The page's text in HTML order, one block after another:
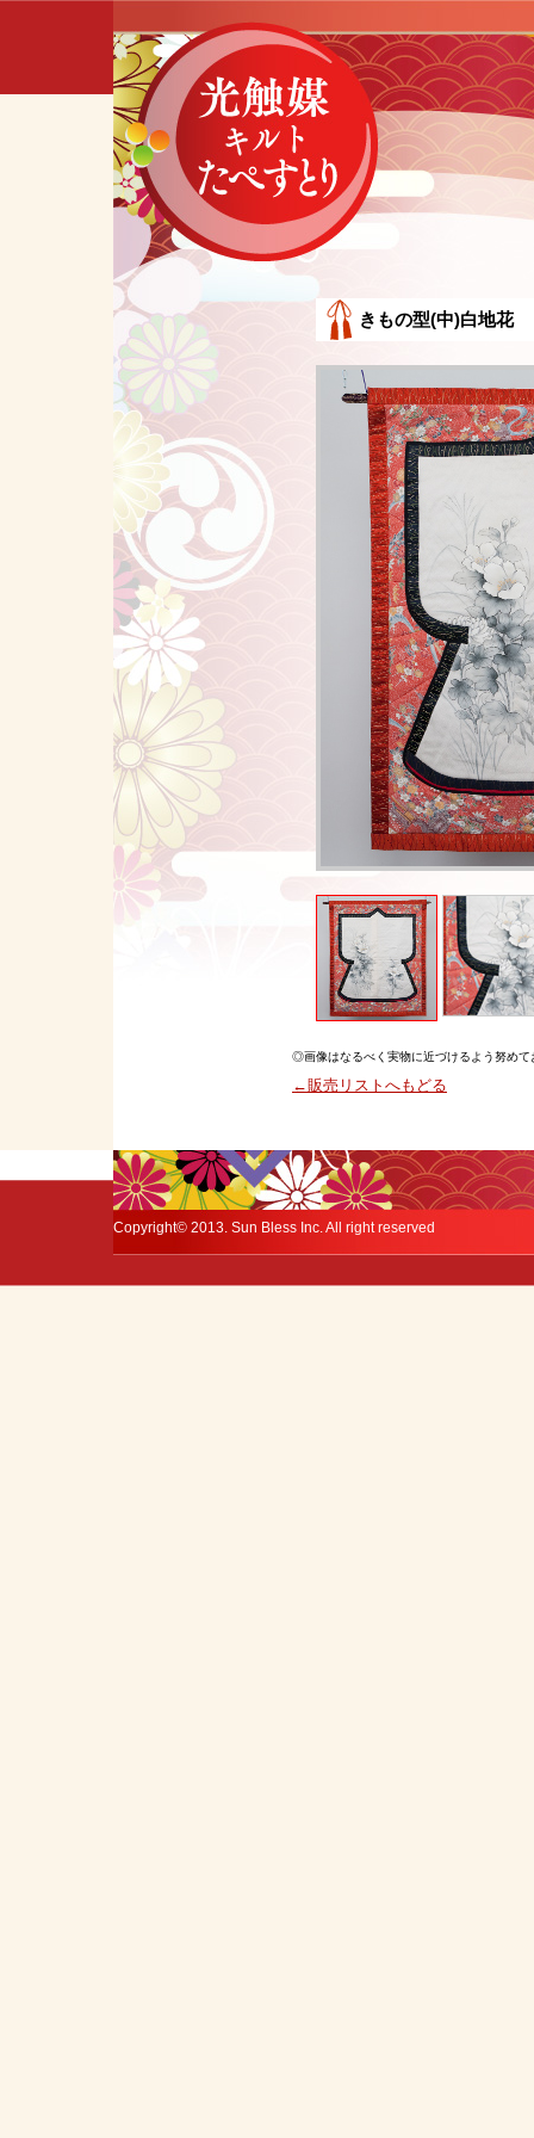
きもの型(中)白地花
◎画像はなるべく実物に近づけるよう努め
←販売リストへもどる
Copyright© 2013. Sun Bless Inc. All right reserved